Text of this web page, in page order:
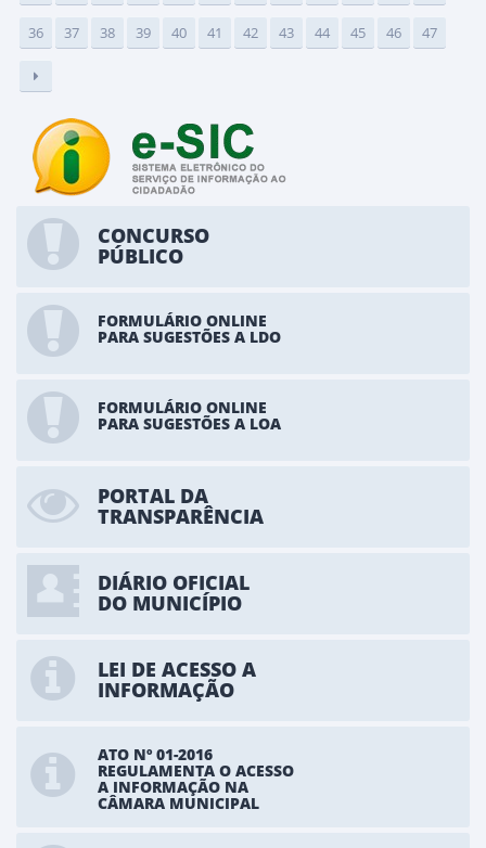
36 37 38 39 40 41 42 43 44 45 46 47
CONCURSO
PÚBLICO
FORMULÁRIO ONLINE
PARA SUGESTÕES A LDO
FORMULÁRIO ONLINE
PARA SUGESTÕES A LOA
PORTAL DA
TRANSPARÊNCIA
DIÁRIO OFICIAL
DO MUNICÍPIO
LEI DE ACESSO A
INFORMAÇÃO
ATO Nº 01-2016
REGULAMENTA O ACESSO
A INFORMAÇÃO NA
CÂMARA MUNICIPAL